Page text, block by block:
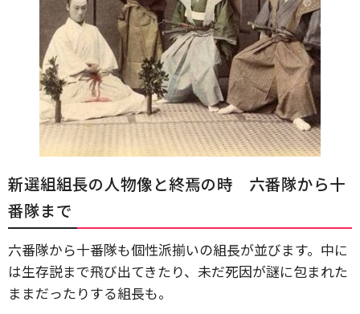
新選組組長の人物像と終焉の時 六番隊から十
番隊まで
六番隊から十番隊も個性派揃いの組長が並びます。中に
は生存説まで飛び出てきたり、未だ死因が謎に包まれた
ままだったりする組長も。